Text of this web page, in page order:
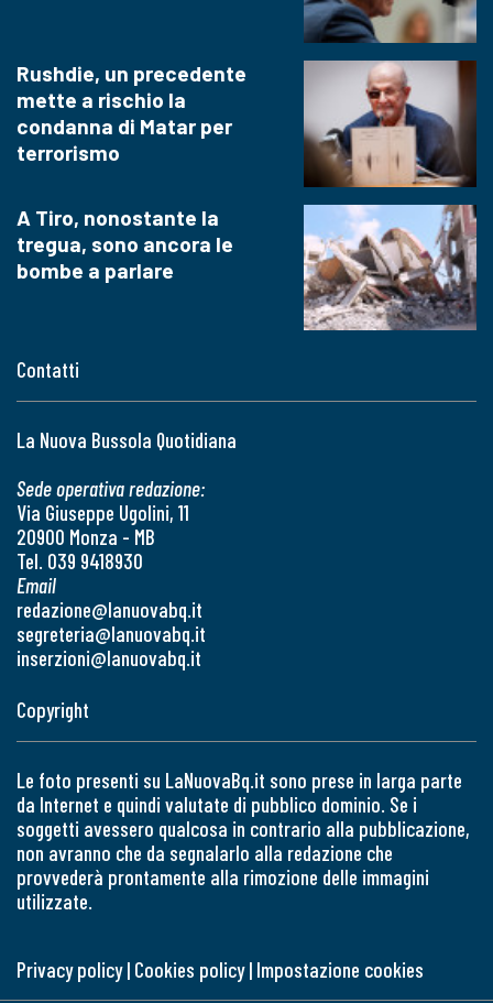
Contatti
La Nuova Bussola Quotidiana
Sede operativa redazione:
Via Giuseppe Ugolini, 11
20900 Monza - MB
Tel. 039 9418930
Email
redazione@lanuovabq.it
segreteria@lanuovabq.it
inserzioni@lanuovabq.it
Rushdie, un precedente
mette a rischio la
condanna di Matar per
terrorismo
A Tiro, nonostante la
tregua, sono ancora le
bombe a parlare
Copyright
Le foto presenti su LaNuovaBq.it sono prese in larga parte
da Internet e quindi valutate di pubblico dominio. Se i
soggetti avessero qualcosa in contrario alla pubblicazione,
non avranno che da segnalarlo alla redazione che
provvederà prontamente alla rimozione delle immagini
utilizzate.
Privacy policy| Cookies policy| Impostazione cookies